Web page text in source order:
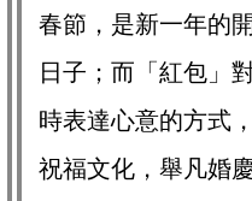
春節，是新一年的
日子；而「紅包」
時表達心意的方式
祝福文化，舉凡婚